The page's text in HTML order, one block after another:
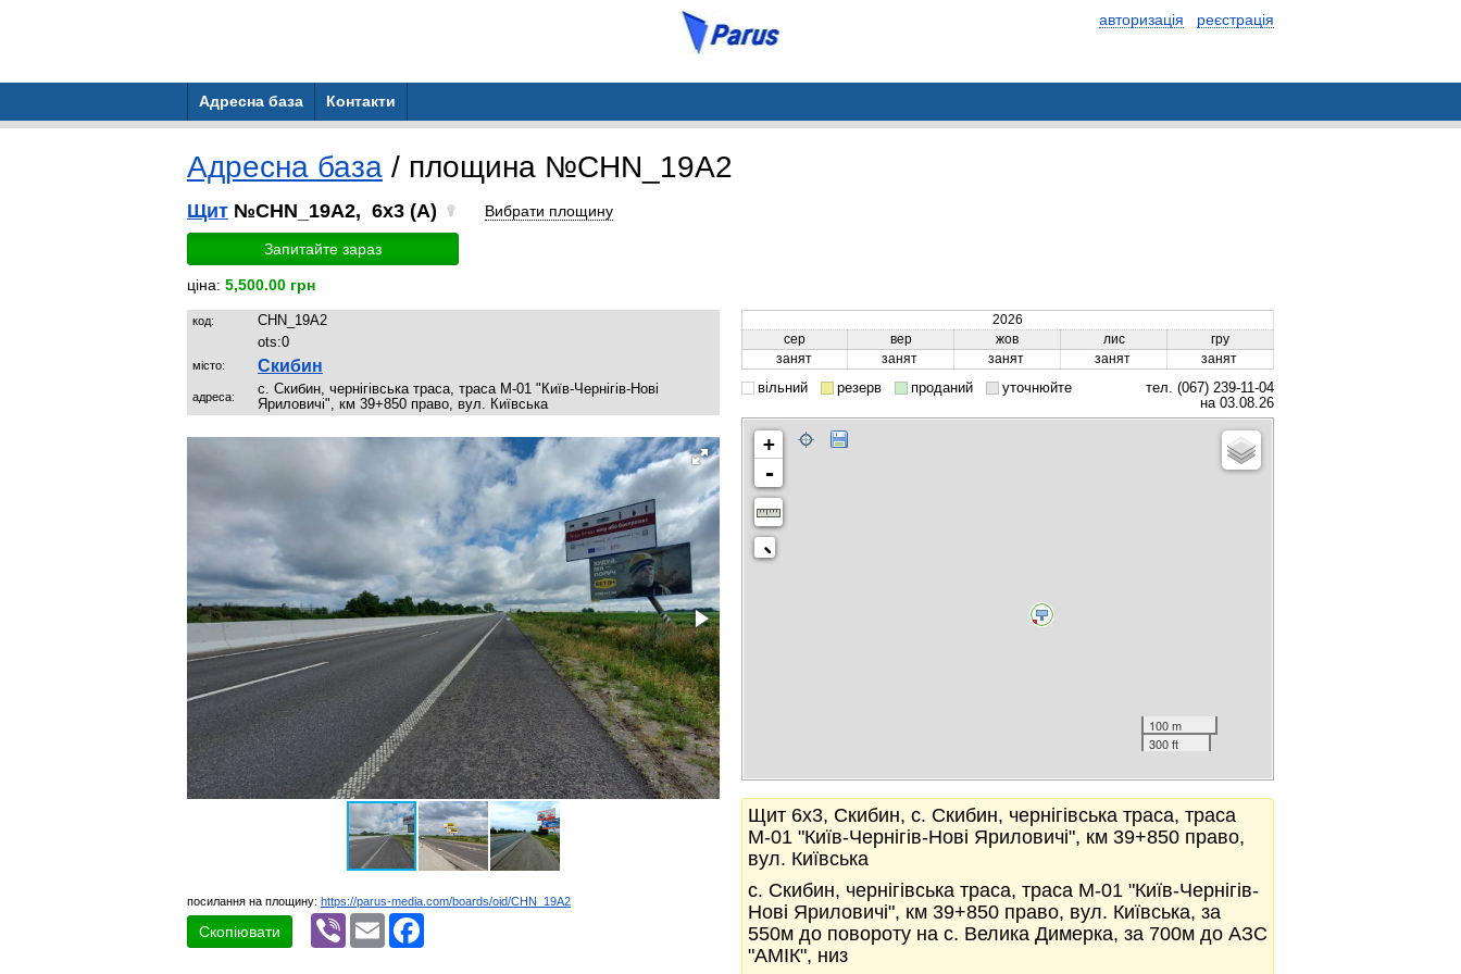
авторизація реєстрація
Адресна база Контакти
Адресна база / площина №CHN_19A2
Щит №CHN_19A2, 6x3 (A) Вибрати площину
Запитайте зараз
ціна: 5,500.00 грн
код:
CHN_19A2
ots:0
місто: Скибин
адреса:
с. Скибин, чернігівська траса, траса М-01 "Київ-Чернігів-Нові
Яриловичі", км 39+850 право, вул. Київська
посилання на площину: https://parus-media.com/boards/oid/CHN_19A2
Скопіювати
Viber Email
2026
сер
вер жов лис
гру
занят
занят занят занят занят
вільний резерв проданий уточнюйте
тел. (067) 239-11-04
на 03.08.26
+
-
100 m
300 ft
Щит 6x3, Скибин, с. Скибин, чернігівська траса, траса
М-01 "Київ-Чернігів-Нові Яриловичі", км 39+850 право,
вул. Київська
с. Скибин, чернігівська траса, траса М-01 "Київ-Чернігів-
Нові Яриловичі", км 39+850 право, вул. Київська, за
550м до повороту на с. Велика Димерка, за 700м до АЗС
"АМІК", низ